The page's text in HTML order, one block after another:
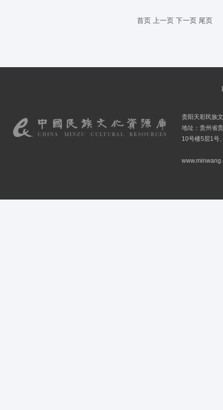
首页 上一页 下一页 尾页
贵阳天彩民族
地址：贵州省
10号楼5层1号